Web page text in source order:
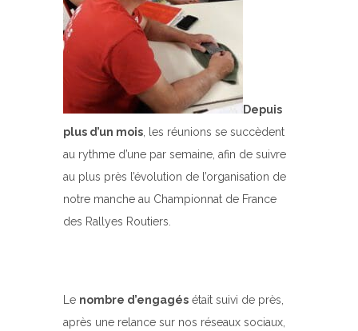
Depuis
plus d’un mois , les réunions se succèdent
au rythme d’une par semaine, afin de suivre
au plus près l’évolution de l’organisation de
notre manche au Championnat de France
des Rallyes Routiers.
Le nombre d’engagés était suivi de près,
après une relance sur nos réseaux sociaux,